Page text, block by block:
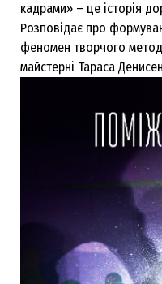
кадрами» – це історія
Розповідає про
феномен творчого
майстерні Тараса